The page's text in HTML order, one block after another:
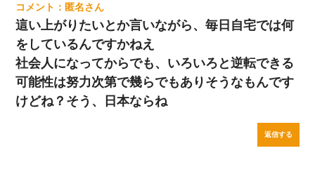
匿名
這い上がりたいとか言いながら、毎日自宅では何
をしているんですかねえ
社会人になってからでも、いろいろと逆転できる
可能性は努力次第で幾らでもありそうなもんです
けどね？そう、日本ならね
返信する